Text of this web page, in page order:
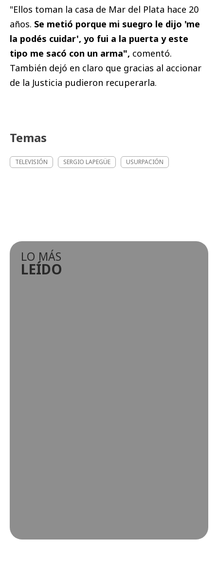
"Ellos toman la casa de Mar del Plata hace 20
años. Se metió porque mi suegro le dijo 'me
la podés cuidar', yo fui a la puerta y este
tipo me sacó con un arma", comentó.
También dejó en claro que gracias al accionar
de la Justicia pudieron recuperarla.
Temas
TELEVISIÓN SERGIO LAPEGÜE USURPACIÓN
LO MÁS
LEÍDO